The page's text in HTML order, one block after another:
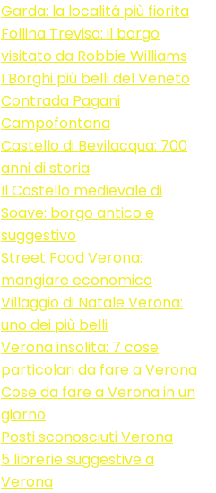
Garda: la localitá più fiorita
Follina Treviso: il borgo
visitato da Robbie Williams
I Borghi più belli del Veneto
Contrada Pagani
Campofontana
Castello di Bevilacqua: 700
anni di storia
Il Castello medievale di
Soave: borgo antico e
suggestivo
Street Food Verona:
mangiare economico
Villaggio di Natale Verona:
uno dei più belli
Verona insolita: 7 cose
particolari da fare a Verona
Cose da fare a Verona in un
giorno
Posti sconosciuti Verona
5 librerie suggestive a
Verona